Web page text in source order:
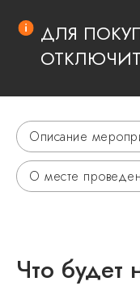
ДЛЯ
Описание
О месте
Что будет